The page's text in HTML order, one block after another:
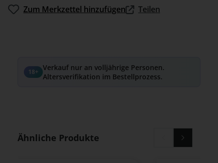
Zum Merkzettel hinzufügen Teilen
18+ Verkauf nur an volljährige Personen.
Altersverifikation im Bestellprozess.
Produktgalerie überspringen
Ähnliche Produkte